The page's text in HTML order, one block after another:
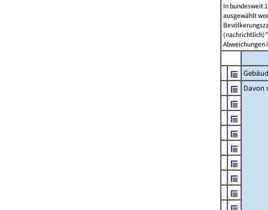
In bundesweit
ausgewählt
Abweichungen
Davon